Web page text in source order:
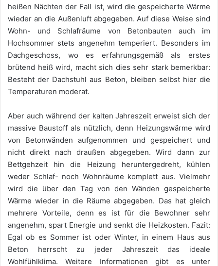
heißen Nächten der Fall ist, wird die gespeicherte Wärme
wieder an die Außenluft abgegeben. Auf diese Weise sind
Wohn- und Schlafräume von Betonbauten auch im
Hochsommer stets angenehm temperiert. Besonders im
Dachgeschoss, wo es erfahrungsgemäß als erstes
brütend heiß wird, macht sich dies sehr stark bemerkbar:
Besteht der Dachstuhl aus Beton, bleiben selbst hier die
Temperaturen moderat.
Aber auch während der kalten Jahreszeit erweist sich der
massive Baustoff als nützlich, denn Heizungswärme wird
von Betonwänden aufgenommen und gespeichert und
nicht direkt nach draußen abgegeben. Wird dann zur
Bettgehzeit hin die Heizung heruntergedreht, kühlen
weder Schlaf- noch Wohnräume komplett aus. Vielmehr
wird die über den Tag von den Wänden gespeicherte
Wärme wieder in die Räume abgegeben. Das hat gleich
mehrere Vorteile, denn es ist für die Bewohner sehr
angenehm, spart Energie und senkt die Heizkosten. Fazit:
Egal ob es Sommer ist oder Winter, in einem Haus aus
Beton herrscht zu jeder Jahreszeit das ideale
Wohlfühlklima. Weitere Informationen gibt es unter